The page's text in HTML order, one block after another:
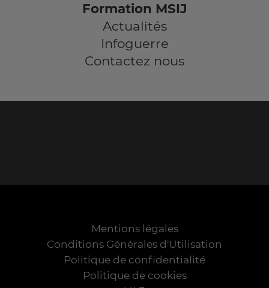
Formation MSIJ
Actualités
Infoguerre
Contactez nous
Mentions légales
Conditions Générales d'Utilisation
Politique de confidentialité
Politique de cookies